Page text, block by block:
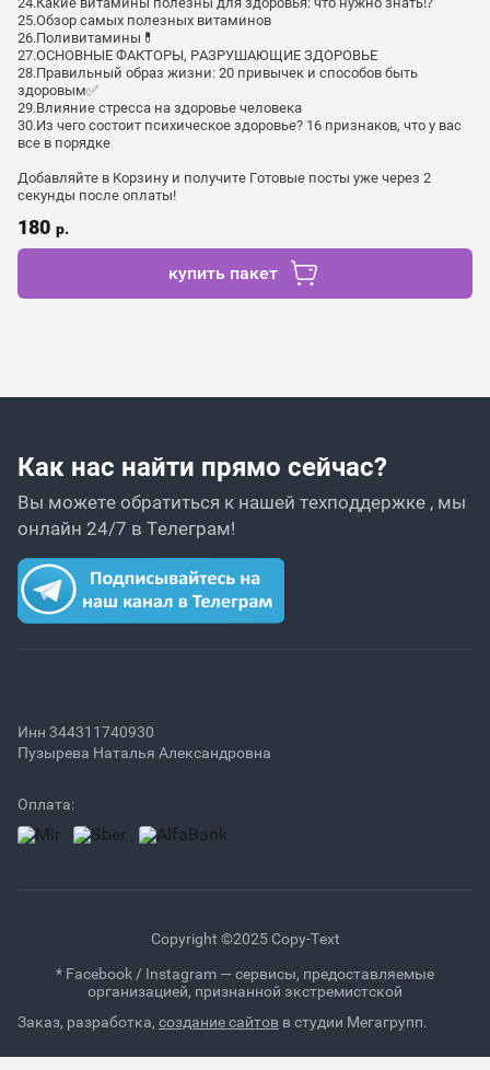
25.Обзор самых полезных витаминов
26.Поливитамины💊
27.ОСНОВНЫЕ ФАКТОРЫ, РАЗРУШАЮЩИЕ ЗДОРОВЬЕ
28.Правильный образ жизни: 20 привычек и способов быть
здоровым✅
29.Влияние стресса на здоровье человека
30.Из чего состоит психическое здоровье? 16 признаков, что у вас
все в порядке
Добавляйте в Корзину и получите Готовые посты уже через 2
секунды после оплаты!
180 р.
купить пакет
Как нас найти прямо сейчас?
Вы можете обратиться к нашей техподдержке , мы
онлайн 24/7 в Телеграм!
Инн 344311740930
Пузырева Наталья Александровна
Оплата:
Copyright ©2025 Copy-Text
* Facebook / Instagram — сервисы, предоставляемые
организацией, признанной экстремистской
Заказ, разработка, создание сайтов в студии Мегагрупп.